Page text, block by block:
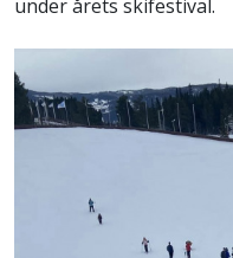
under årets skifestival.